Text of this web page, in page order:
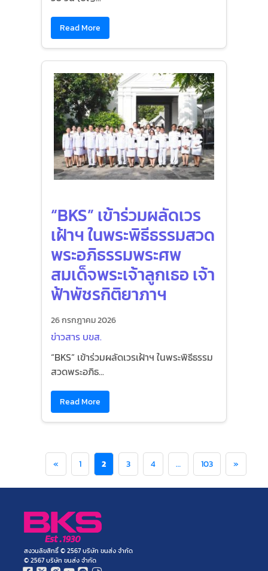
Read More
“BKS” เข้าร่วมผลัดเวร
เฝ้าฯ ในพระพิธีธรรมสวด
พระอภิธรรมพระศพ
สมเด็จพระเจ้าลูกเธอ เจ้า
ฟ้าพัชรกิติยาภาฯ
26 กรกฎาคม 2026
ข่าวสาร บขส.
“BKS” เข้าร่วมผลัดเวรเฝ้าฯ ในพระพิธีธรรม
สวดพระอภิธ...
Read More
« 1 2 3 4 … 103 »
สงวนลิขสิทธิ์ © 2567 บริษัท ขนส่ง จำกัด
© 2567 บริษัท ขนส่ง จำกัด